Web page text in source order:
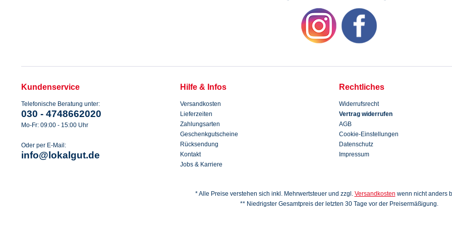
Kundenservice
Telefonische Beratung unter:
030 - 4748662020
Mo-Fr: 09:00 - 15:00 Uhr
Oder per E-Mail:
info@lokalgut.de
Hilfe & Infos
Versandkosten
Lieferzeiten
Zahlungsarten
Geschenkgutscheine
Rücksendung
Kontakt
Jobs & Karriere
Rechtliches
Widerrufsrecht
Vertrag widerrufen
AGB
Cookie-Einstellungen
Datenschutz
Impressum
* Alle Preise verstehen sich inkl. Mehrwertsteuer und zzgl. Versandkosten wenn nicht anders
** Niedrigster Gesamtpreis der letzten 30 Tage vor der Preisermäßigung.